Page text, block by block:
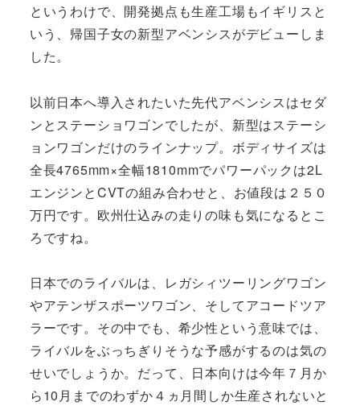
というわけで、開発拠点も生産工場もイギリスと
いう、帰国子女の新型アベンシスがデビューしま
した。
以前日本へ導入されたいた先代アベンシスはセダ
ンとステーショワゴンでしたが、新型はステーシ
ョンワゴンだけのラインナップ。ボディサイズは
全長4765mm×全幅1810mmでパワーパックは2L
エンジンとCVTの組み合わせと、お値段は２５０
万円です。欧州仕込みの走りの味も気になるとこ
ろですね。
日本でのライバルは、レガシィツーリングワゴン
やアテンザスポーツワゴン、そしてアコードツア
ラーです。その中でも、希少性という意味では、
ライバルをぶっちぎりそうな予感がするのは気の
せいでしょうか。だって、日本向けは今年７月か
ら10月までのわずか４ヵ月間しか生産されないと